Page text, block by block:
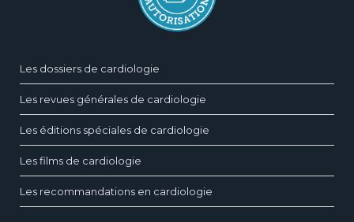
Les dossiers de cardiologie
Les revues générales de cardiologie
Les éditions spéciales de cardiologie
Les films de cardiologie
Les recommandations en cardiologie